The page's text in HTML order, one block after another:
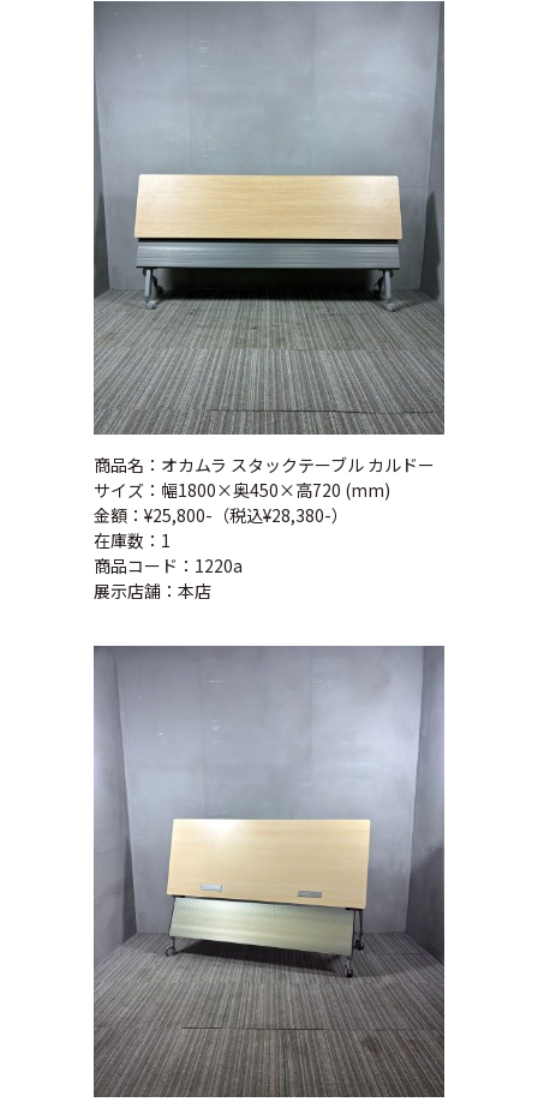
商品名：オカムラ スタックテーブル カルドー
サイズ：幅1800×奥450×高720 (mm)
金額：¥25,800-（税込¥28,380-）
在庫数：1
商品コード：1220a
展示店舗：本店